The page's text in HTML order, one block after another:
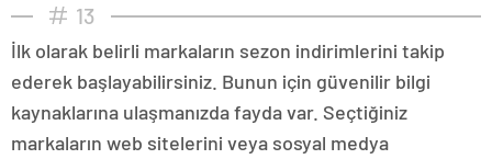
13
İlk olarak belirli markaların sezon indirimlerini takip
ederek başlayabilirsiniz. Bunun için güvenilir bilgi
kaynaklarına ulaşmanızda fayda var. Seçtiğiniz
markaların web sitelerini veya sosyal medya